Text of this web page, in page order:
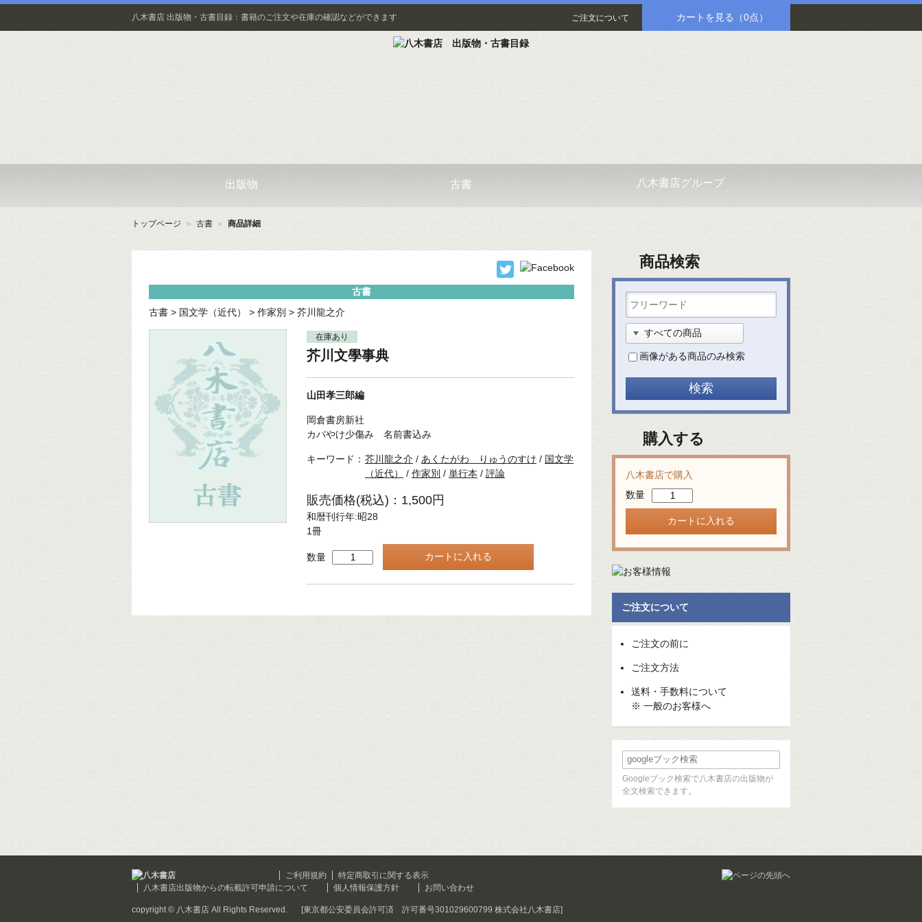
八木書店 出版物・古書目録：書籍のご注文や在庫の確認などができます ご注文について カートを見る （0点）
出版物 古書 八木書店グループ
トップページ ＞ 古書 ＞ 商品詳細
古書
古書 > 国文学（近代） > 作家別 > 芥川龍之介
在庫あり
芥川文學事典
山田孝三郎編
岡倉書房新社
カバやけ少傷み 名前書込み
キーワード： 芥川龍之介 / あくたがわ りゅうのすけ / 国文学
（近代）
/ 作家別 / 単行本 / 評論
販売価格(税込)：1,500円
和暦刊行年:昭28
1冊
数量
商品検索
画像がある商品のみ検索
購入する
八木書店で購入
数量
ご注文について
ご注文の前に
ご注文方法
送料・手数料について
※ 一般のお客様へ
Googleブック検索で八木書店の出版物が
全文検索できます。
ご利用規約
特定商取引に関する表示
八木書店出版物からの転載許可申請について
個人情報保護方針 お問い合わせ
copyright © 八木書店 All Rights Reserved. [東京都公安委員会許可済 許可番号301029600799 株式会社八木書店]